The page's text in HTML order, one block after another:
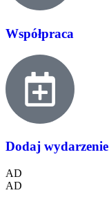
Współpraca
Dodaj wydarzenie
AD
AD